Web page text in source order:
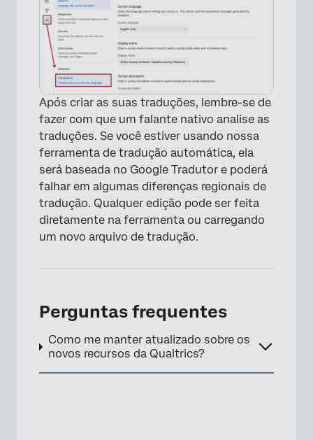
Após criar as suas traduções, lembre-se de
fazer com que um falante nativo analise as
traduções. Se você estiver usando nossa
ferramenta de tradução automática, ela
será baseada no Google Tradutor e poderá
falhar em algumas diferenças regionais de
tradução. Qualquer edição pode ser feita
diretamente na ferramenta ou carregando
um novo arquivo de tradução.
Perguntas frequentes
Como me manter atualizado sobre os
novos recursos da Qualtrics?